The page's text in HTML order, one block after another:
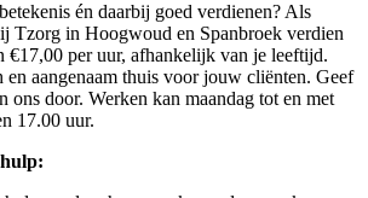
én daarbij goed verdienen? Als
Tzorg in Hoogwoud en Spanbroek verdien
€17,00 per uur, afhankelijk van je leeftijd.
en aangenaam thuis voor jouw cliënten. Geef
ons door. Werken kan maandag tot en met
17.00 uur.